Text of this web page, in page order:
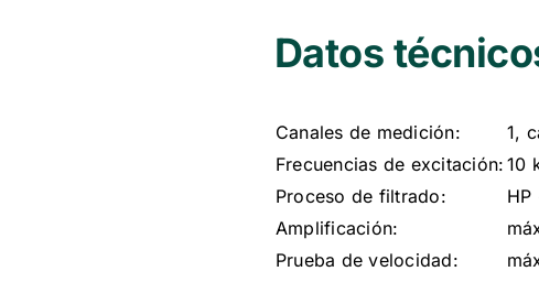
Datos
Canales de medición:
1,
Frecuencias de excitación: 10
Proceso de filtrado:
HP
Amplificación:
Prueba de velocidad: